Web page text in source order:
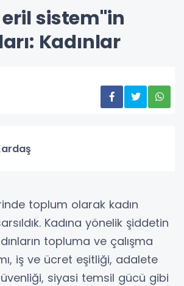
sistem"in
Kadınlar
toplum olarak kadın
Kadına yönelik şiddetin
topluma ve çalışma
iş ve ücret eşitliği, adalete
siyasi temsil gücü gibi